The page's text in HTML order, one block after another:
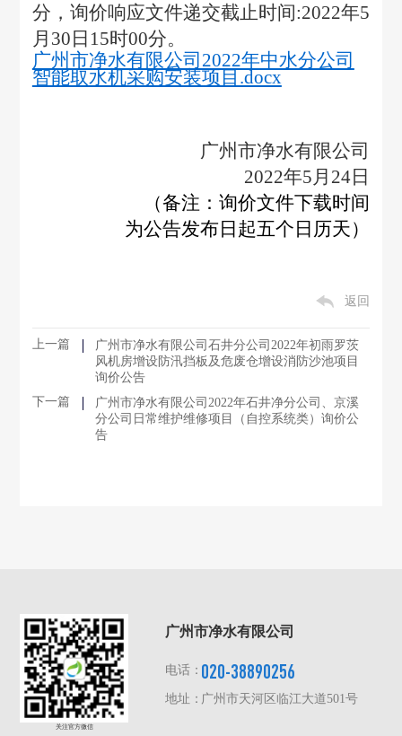
分，询价响应文件递交截止时间:2022年5
月30日15时00分。
广州市净水有限公司2022年中水分公司
智能取水机采购安装项目.docx
广州市净水有限公司
2022年5月24日
（备注：询价文件下载时间
为公告发布日起五个日历天）
返回
上一篇
广州市净水有限公司石井分公司2022年初雨罗茨
风机房增设防汛挡板及危废仓增设消防沙池项目
询价公告
下一篇
广州市净水有限公司2022年石井净分公司、京溪
分公司日常维护维修项目（自控系统类）询价公
告
广州市净水有限公司
电话：020-38890256
地址： 广州市天河区临江大道501号
关注官方微信